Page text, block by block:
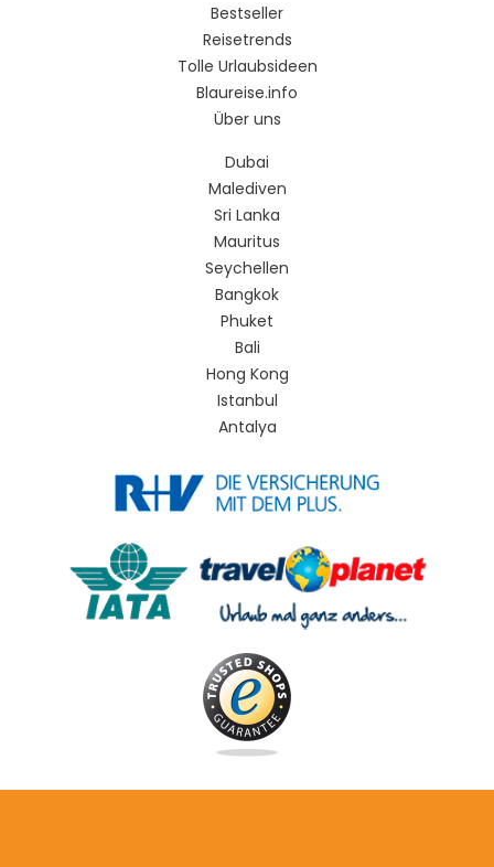
Bestseller
Reisetrends
Tolle Urlaubsideen
Blaureise.info
Über uns
Dubai
Malediven
Sri Lanka
Mauritus
Seychellen
Bangkok
Phuket
Bali
Hong Kong
Istanbul
Antalya